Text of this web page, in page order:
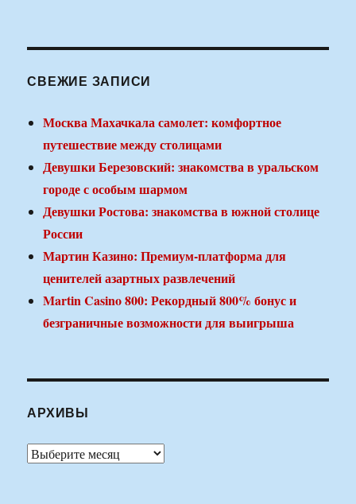
СВЕЖИЕ ЗАПИСИ
Москва Махачкала самолет: комфортное
путешествие между столицами
Девушки Березовский: знакомства в уральском
городе с особым шармом
Девушки Ростова: знакомства в южной столице
России
Мартин Казино: Премиум-платформа для
ценителей азартных развлечений
Martin Casino 800: Рекордный 800% бонус и
безграничные возможности для выигрыша
АРХИВЫ
Архивы